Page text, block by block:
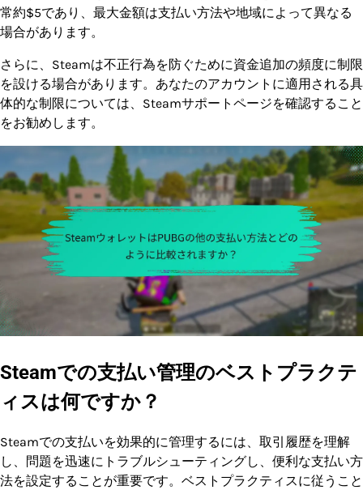
常約$5であり、最大金額は支払い方法や地域によって異なる
場合があります。
さらに、Steamは不正行為を防ぐために資金追加の頻度に制限
を設ける場合があります。あなたのアカウントに適用される具
体的な制限については、Steamサポートページを確認すること
をお勧めします。
Steamでの支払い管理のベストプラクテ
ィスは何ですか？
Steamでの支払いを効果的に管理するには、取引履歴を理解
し、問題を迅速にトラブルシューティングし、便利な支払い方
法を設定することが重要です。ベストプラクティスに従うこと